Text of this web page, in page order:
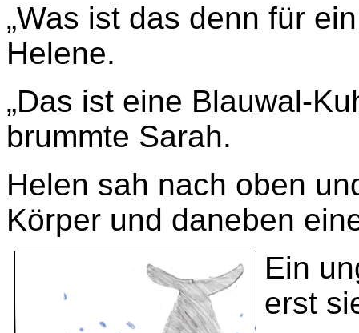
„Was ist das denn für
Helene.
„Das ist eine Blauwal-
brummte Sarah.
Helen sah nach oben
Körper und daneben
Ein
erst